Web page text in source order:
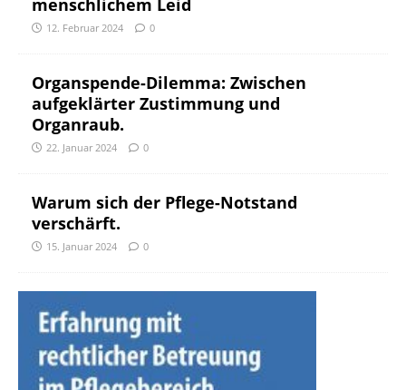
menschlichem Leid
12. Februar 2024 0
Organspende-Dilemma: Zwischen
aufgeklärter Zustimmung und
Organraub.
22. Januar 2024 0
Warum sich der Pflege-Notstand
verschärft.
15. Januar 2024 0